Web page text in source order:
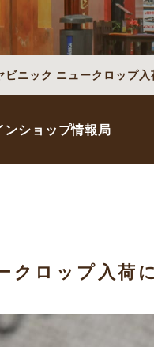
ビニック ニュークロップ
ンショップ情報局
クロップ入荷